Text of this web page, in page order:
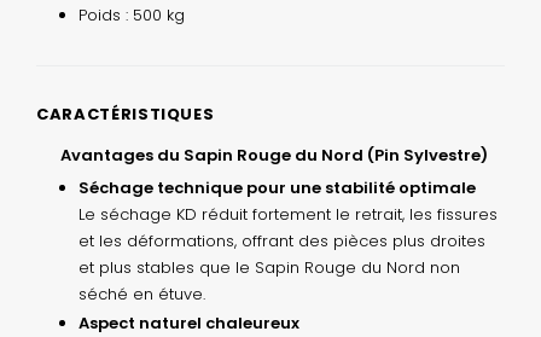
Poids : 500 kg
CARACTÉRISTIQUES
Avantages du Sapin Rouge du Nord (Pin Sylvestre)
Séchage technique pour une stabilité optimale
Le séchage KD réduit fortement le retrait, les fissures
et les déformations, offrant des pièces plus droites
et plus stables que le Sapin Rouge du Nord non
séché en étuve.
Aspect naturel chaleureux